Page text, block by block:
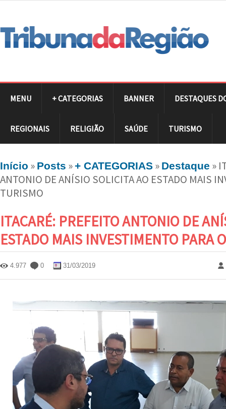
MENU + CATEGORIAS BANNER DESTAQUES
REGIONAIS RELIGIÃO SAÚDE TURISMO
Início » Posts »+ CATEGORIAS » Destaque »
ANTONIO DE ANÍSIO SOLICITA AO ESTADO MAIS
TURISMO
ITACARÉ: PREFEITO ANTONIO DE
ESTADO MAIS INVESTIMENTO PARA
4.977 0 31/03/2019